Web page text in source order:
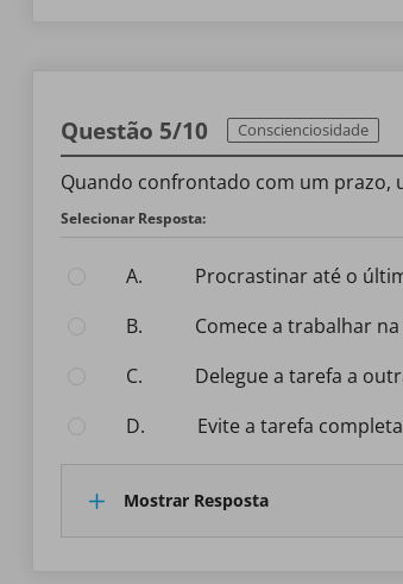
Questão 5/10 Conscienciosidade
Quando confrontado com um prazo,
Selecionar Resposta:
A.
Procrastinar até o
B.
Comece a trabalhar
C.
Delegue a tarefa a
D.
Evite a tarefa
Mostrar Resposta